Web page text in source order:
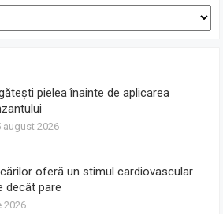
pielea înainte de aplicarea
august 2026
oferă un stimul cardiovascular
decât pare
2026